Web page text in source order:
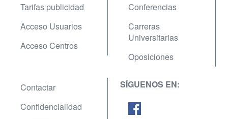
Tarifas publicidad
Acceso Usuarios
Acceso Centros
Conferencias
Carreras
Universitarias
Oposiciones
Contactar
Confidencialidad
SÍGUENOS EN: